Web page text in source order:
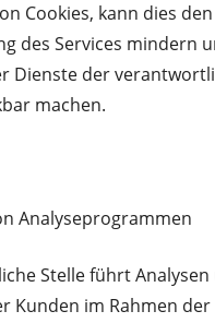
Cookies, kann dies den
des Services mindern
Dienste der
machen.
Analyseprogrammen
Stelle führt Analysen
Kunden im Rahmen